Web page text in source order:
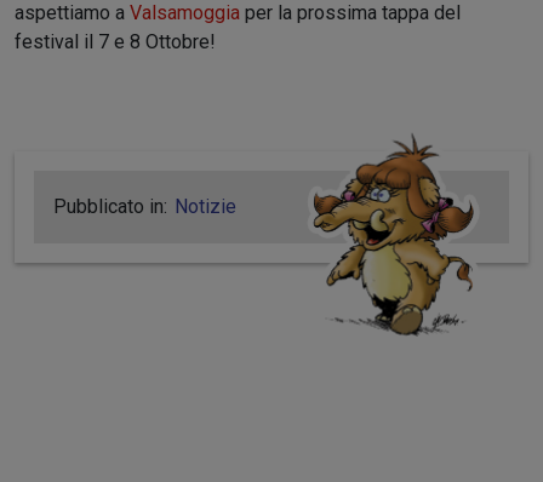
aspettiamo a Valsamoggia per la prossima tappa del
festival il 7 e 8 Ottobre!
Pubblicato in: Notizie